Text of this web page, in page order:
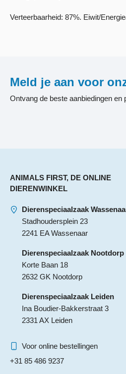
Verteerbaarheid: 87%. Eiwit/
Meld je aan voor
Ontvang de beste aanbiedingen en
ANIMALS FIRST, DE ONLINE
DIERENWINKEL
Dierenspeciaalzaak
Stadhoudersplein 23
2241 EA Wassenaar
Dierenspeciaalzaak Nootdorp
Korte Baan 18
2632 GK Nootdorp
Dierenspeciaalzaak Leiden
Ina Boudier-Bakkerstraat 3
2331 AX Leiden
Voor online bestellingen
+31 85 486 9237